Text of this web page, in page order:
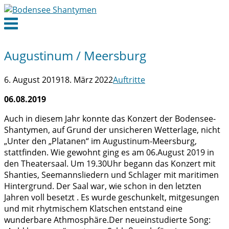
Skip
to
content
Menu
Augustinum / Meersburg
6. August 201918. März 2022Auftritte
06.08.2019
Auch in diesem Jahr konnte das Konzert der Bodensee-
Shantymen, auf Grund der unsicheren Wetterlage, nicht
„Unter den „Platanen“ im Augustinum-Meersburg,
stattfinden. Wie gewohnt ging es am 06.August 2019 in
den Theatersaal. Um 19.30Uhr begann das Konzert mit
Shanties, Seemannsliedern und Schlager mit maritimen
Hintergrund. Der Saal war, wie schon in den letzten
Jahren voll besetzt . Es wurde geschunkelt, mitgesungen
und mit rhytmischem Klatschen entstand eine
wunderbare Athmosphäre.Der neueinstudierte Song: